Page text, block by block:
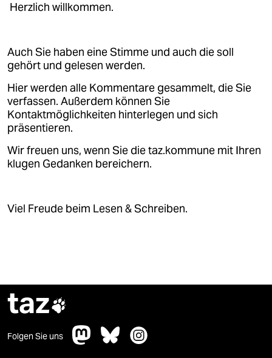
Herzlich willkommen.
Auch Sie haben eine Stimme und auch die soll
gehört und gelesen werden.
Hier werden alle Kommentare gesammelt, die Sie
verfassen. Außerdem können Sie
Kontaktmöglichkeiten hinterlegen und sich
präsentieren.
Wir freuen uns, wenn Sie die taz.kommune mit Ihren
klugen Gedanken bereichern.
Viel Freude beim Lesen & Schreiben.
taz
Folgen Sie uns